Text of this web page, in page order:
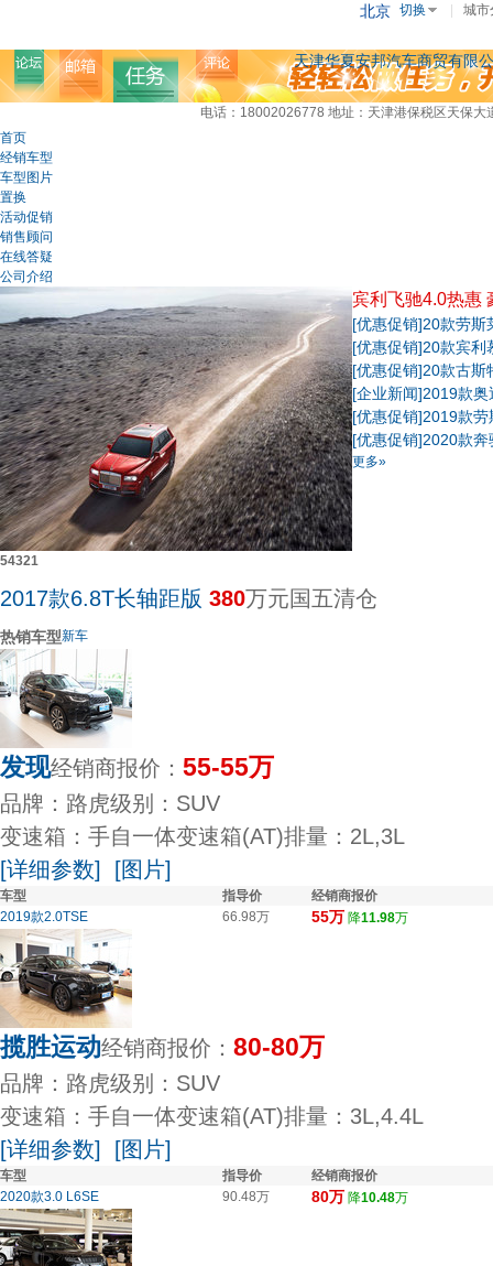
北京 切换 城市
天津华夏安邦汽车商贸有限
电话：18002026778 地址：天津港保税区天保大
首页
经销车型
车型图片
置换
活动促销
销售顾问
在线答疑
公司介绍
54321
宾利飞驰4.0热惠
[优惠促销]20款劳斯
[优惠促销]20款宾利
[优惠促销]20款古斯
[企业新闻]2019款奥
[优惠促销]2019款劳
[优惠促销]2020款奔
更多»
2017款6.8T长轴距版 380万元国五清仓
热销车型新车
发现经销商报价： 55-55万
品牌：路虎级别：SUV
变速箱：手自一体变速箱(AT)排量：2L,3L
[详细参数]
[图片]
车型 指导价
经销商报价
2019款2.0TSE
66.98万 55万 降11.98万
揽胜运动经销商报价： 80-80万
品牌：路虎级别：SUV
变速箱：手自一体变速箱(AT)排量：3L,4.4L
[详细参数]
[图片]
车型 指导价
经销商报价
2020款3.0 L6SE
90.48万 80万 降10.48万